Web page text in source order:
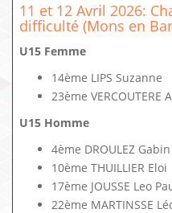
11 et 12 Avril 2026:
difficulté (Mons en
U15 Femme
14ème LIPS Suzanne
23ème VERCOUTERE
U15 Homme
4ème DROULEZ Gabin
10ème THUILLIER Eloi
17ème JOUSSE Leo
22ème MARTINSSE